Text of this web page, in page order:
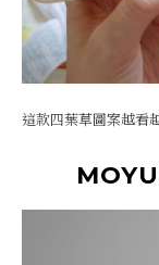
這款四葉草圖案越看